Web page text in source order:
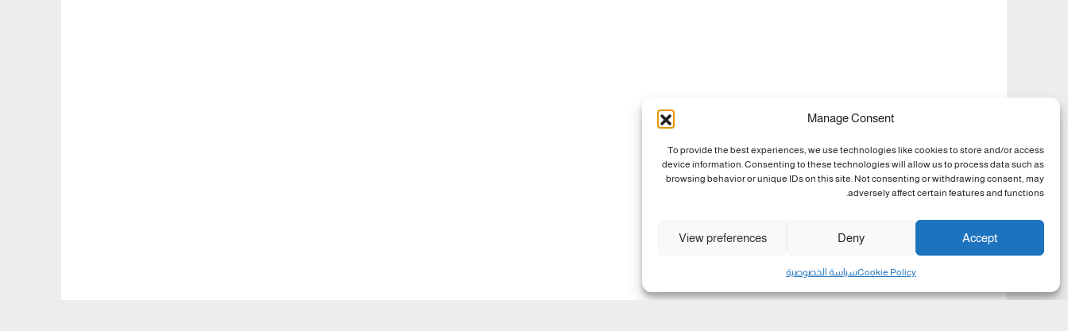
Manage Consent
To provide the best experiences, we use technologies like cookies to store and/or access
device information. Consenting to these technologies will allow us to process data such as
browsing behavior or unique IDs on this site. Not consenting or withdrawing consent, may
adversely affect certain features and functions.
Accept
Deny
View preferences
Cookie Policyسياسة الخصوصية